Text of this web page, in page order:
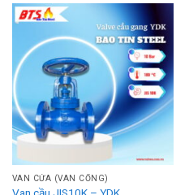
đến
1.749.000₫
VAN CỬA (VAN CỔNG)
Van cầu JIS10K – YDK